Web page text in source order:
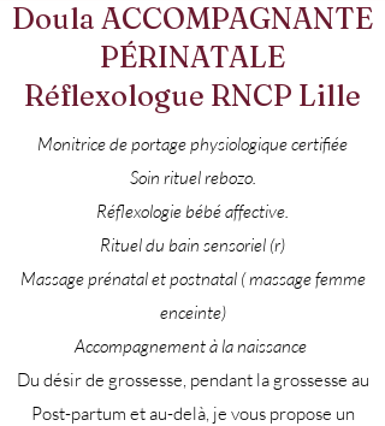
Doula ACCOMPAGNANTE
PÉRINATALE
​Réflexologue RNCP Lille
Monitrice de portage physiologique certifiée
Soin rituel rebozo.
Réflexologie bébé affective.
Rituel du bain sensoriel (r)
Massage prénatal et postnatal ( massage femme
enceinte)
Accompagnement à la naissance
Du désir de grossesse, pendant la grossesse au
Post-partum et au-delà, je vous propose un